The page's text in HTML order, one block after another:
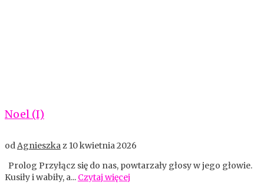
Noel (I)
odAgnieszkaz 10 kwietnia 2026
Prolog Przyłącz się do nas, powtarzały głosy w jego głowie.
Kusiły i wabiły, a... Czytaj więcej